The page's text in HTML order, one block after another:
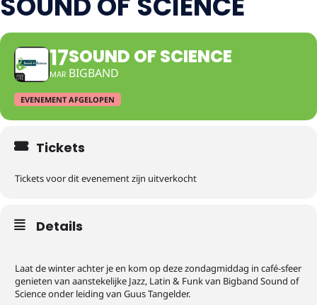
17
MAR
SOUND OF SCIENCE
BIGBAND
EVENEMENT AFGELOPEN
Tickets
Tickets voor dit evenement zijn uitverkocht
Details
Laat de winter achter je en kom op deze zondagmiddag in café-sfeer
genieten van aanstekelijke Jazz, Latin & Funk van Bigband Sound of
Science onder leiding van Guus Tangelder.